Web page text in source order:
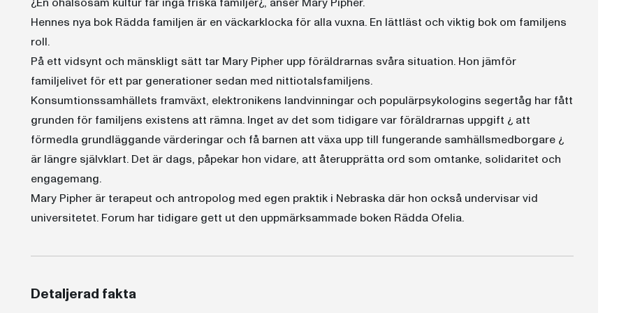
Hennes nya bok Rädda familjen är en väckarklocka för alla vuxna. En lättläst och viktig bok om familjens
roll.
På ett vidsynt och mänskligt sätt tar Mary Pipher upp föräldrarnas svåra situation. Hon jämför
familjelivet för ett par generationer sedan med nittiotalsfamiljens.
Konsumtionssamhällets framväxt, elektronikens landvinningar och populärpsykologins segertåg har fått
grunden för familjens existens att rämna. Inget av det som tidigare var föräldrarnas uppgift ¿ att
förmedla grundläggande värderingar och få barnen att växa upp till fungerande samhällsmedborgare ¿
är längre självklart. Det är dags, påpekar hon vidare, att återupprätta ord som omtanke, solidaritet och
engagemang.
Mary Pipher är terapeut och antropolog med egen praktik i Nebraska där hon också undervisar vid
universitetet. Forum har tidigare gett ut den uppmärksammade boken Rädda Ofelia.
Detaljerad fakta